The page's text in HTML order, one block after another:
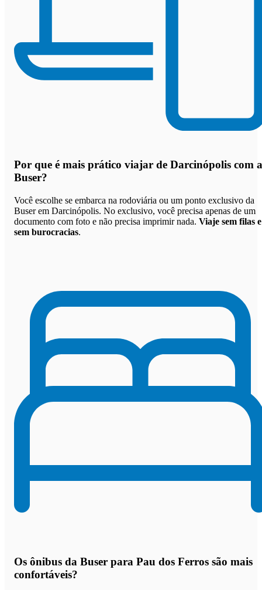
Por que é mais prático viajar de Darcinópolis com a
Buser?
Você escolhe se embarca na rodoviária ou um ponto exclusivo da
Buser em Darcinópolis. No exclusivo, você precisa apenas de um
documento com foto e não precisa imprimir nada. Viaje sem filas e
sem burocracias.
Os ônibus da Buser para Pau dos Ferros são mais
confortáveis?